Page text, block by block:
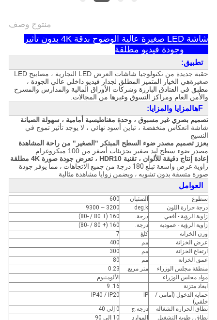
منتوج وصف
شاشة LED صغيرة عالية الوضوح بدقة 4K بدون تأثير
تطبيق:
حقبة جديدة من تكنولوجيا شاشات العرض LED التجارية ، مصابيح LED
صغيرةهي الخيار المتميز المطلق لجدار فيديو داخلي عالي الجودة ،
مطبق في الفنادق البارزة وشركات الأوراق المالية والمدارس والمسرح
والأمن العام ومراكز التسوق وغيرها من المجالات.
Fهالمزايا والمزايا:
تصميم بصري غير مسبوق ، وحدة مغناطيسية أمامية ، سهولة الصيانة
شاشة انعكاس منخفضة ، تباين أسود نهائي ، لا يوجد تأثير تموج في
النسيج
يعزز تصميم مصدر ضوء السطح المبتكر "الصغير" من راحة المشاهدة
مصدر ضوء سطح ليد صغير بجزيئات أصغر من 100 ميكروغرام
إعادة إنتاج دقيقة للألوان ، تقنية HDR10 ، تعرض جودة صورة 4K مطلقة
زاوية عرض واسعة تبلغ 180 درجة من جميع الاتجاهات ، مما يوفر جودة
صورة متسقة بدون تشويه ، ويضمن زوايا مشاهدة مثالية
العوامل
سطوع الصئبان
600
درجة حرارة اللون
deg.k
3200 ~ 9300
زاوية الرؤية - أفقي
درجة.
160 (+ 80 / -80)
زاوية الرؤية - عمودية
درجة.
160 (+ 80 / -80)
وزن الخزانة
كلغ
7
عرض الخزانة
مم
400
ارتفاع الخزانة
مم
300
عمق الخزانة
مم
80
منطقة مجلس الوزراء
متر مربع.
0.23
مواد مجلس الوزراء
الألومنيوم
ابعاد متزنة
16: 9
حماية الدخول (أمامي /
خلفي)
IP
IP40 / IP20
نطاق الحرارة الشغالة درجة.ج
0 إلى 40
نطاق رطوبة التشغيل
الموارد 10 إلى 90